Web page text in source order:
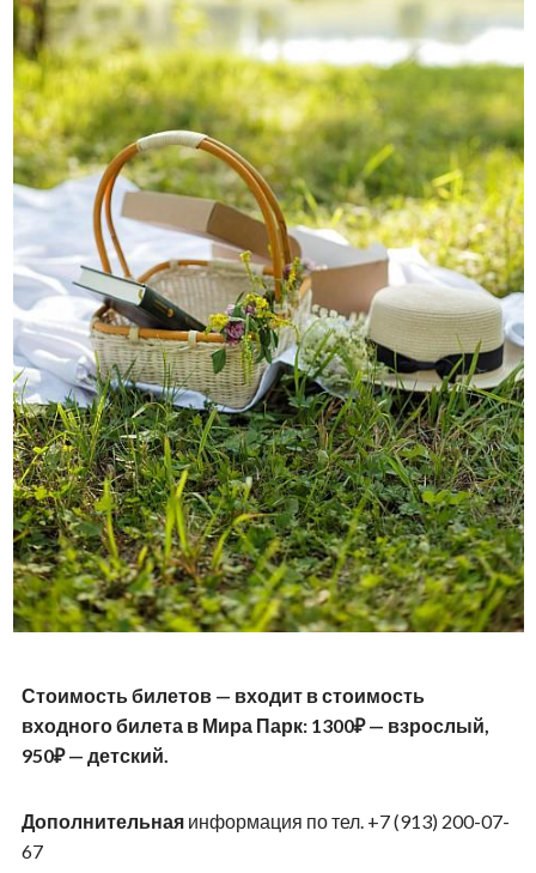
Стоимость билетов — входит в стоимость
входного билета в Мира Парк: 1300₽ — взрослый,
950₽ — детский.
Дополнительная информация по тел. +7 (913) 200-07-
67